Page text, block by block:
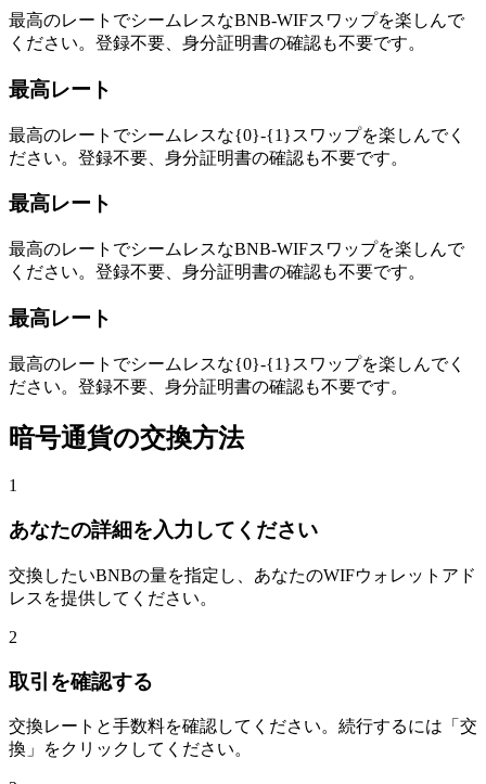
最高のレートでシームレスなBNB-WIFスワップを楽しんで
ください。登録不要、身分証明書の確認も不要です。
最高レート
最高のレートでシームレスな{0}-{1}スワップを楽しんでく
ださい。登録不要、身分証明書の確認も不要です。
最高レート
最高のレートでシームレスなBNB-WIFスワップを楽しんで
ください。登録不要、身分証明書の確認も不要です。
最高レート
最高のレートでシームレスな{0}-{1}スワップを楽しんでく
ださい。登録不要、身分証明書の確認も不要です。
暗号通貨の交換方法
1
あなたの詳細を入力してください
交換したいBNBの量を指定し、あなたのWIFウォレットアド
レスを提供してください。
2
取引を確認する
交換レートと手数料を確認してください。続行するには「交
換」をクリックしてください。